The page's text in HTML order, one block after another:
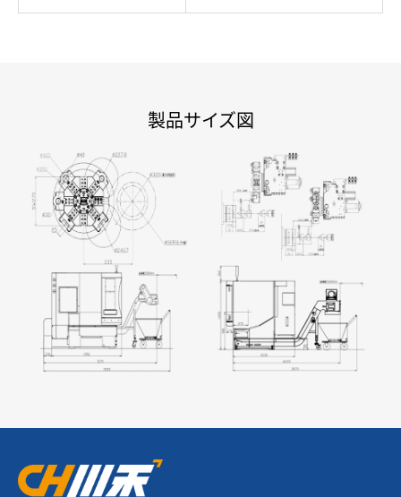
製品サイズ図